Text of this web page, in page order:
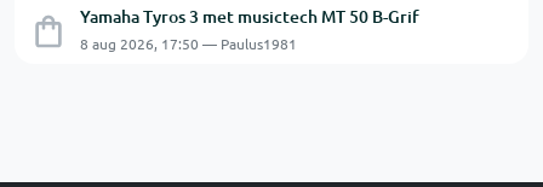
Yamaha Tyros 3 met musictech MT 50 B-Grif
8 aug 2026, 17:50 — Paulus1981